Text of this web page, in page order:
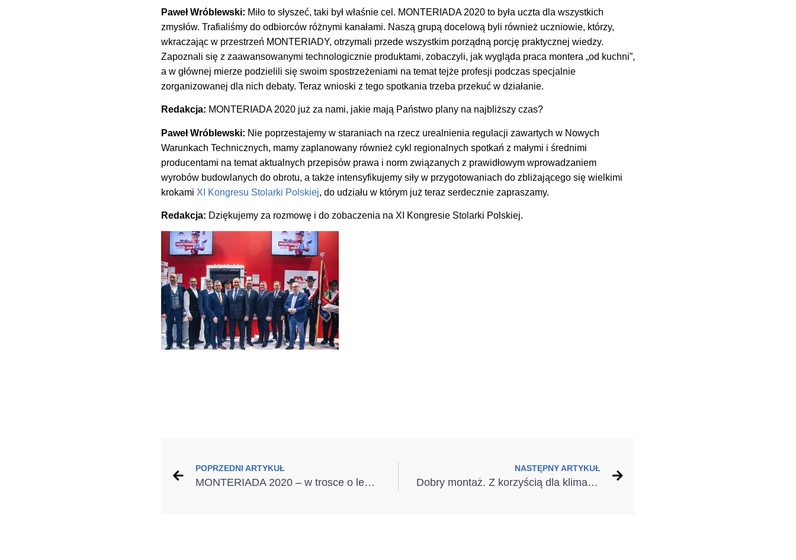
Paweł Wróblewski: Miło to słyszeć, taki był właśnie cel. MONTERIADA 2020 to była uczta dla wszystkich
zmysłów. Trafialiśmy do odbiorców różnymi kanałami. Naszą grupą docelową byli również uczniowie, którzy,
wkraczając w przestrzeń MONTERIADY, otrzymali przede wszystkim porządną porcję praktycznej wiedzy.
Zapoznali się z zaawansowanymi technologicznie produktami, zobaczyli, jak wygląda praca montera „od kuchni”,
a w głównej mierze podzielili się swoim spostrzeżeniami na temat tejże profesji podczas specjalnie
zorganizowanej dla nich debaty. Teraz wnioski z tego spotkania trzeba przekuć w działanie.
Redakcja: MONTERIADA 2020 już za nami, jakie mają Państwo plany na najbliższy czas?
Paweł Wróblewski: Nie poprzestajemy w staraniach na rzecz urealnienia regulacji zawartych w Nowych
Warunkach Technicznych, mamy zaplanowany również cykl regionalnych spotkań z małymi i średnimi
producentami na temat aktualnych przepisów prawa i norm związanych z prawidłowym wprowadzaniem
wyrobów budowlanych do obrotu, a także intensyfikujemy siły w przygotowaniach do zbliżającego się wielkimi
krokami XI Kongresu Stolarki Polskiej, do udziału w którym już teraz serdecznie zapraszamy.
Redakcja: Dziękujemy za rozmowę i do zobaczenia na XI Kongresie Stolarki Polskiej.
POPRZEDNI ARTYKUŁ
MONTERIADA 2020 – w trosce o lepszy wymiar budownictwa
NASTĘPNY ARTYKUŁ
Dobry montaż. Z korzyścią dla klimatu i kieszeni